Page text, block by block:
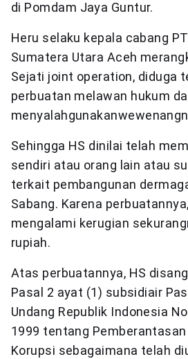
di Pomdam Jaya Guntur.
Heru selaku kepala cabang
Sumatera Utara Aceh
Sejati joint operation, diduga
perbuatan melawan hukum
Sehingga HS dinilai telah
sendiri atau orang lain atau
terkait pembangunan
Sabang. Karena
mengalami kerugian
rupiah.
Atas perbuatannya, HS
Pasal 2 ayat (1) subsidiair
Undang Republik Indonesia
1999 tentang
Korupsi sebagaimana telah